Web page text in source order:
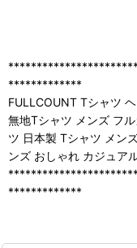
*************
FULLCOUNT Tシャツ
無地Tシャツ メンズ フ
ツ 日本製 Tシャツ メン
ンズ おしゃれ カジュア
*************